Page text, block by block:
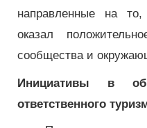
направленные на
оказал
сообщества и
Инициативы в
ответственного